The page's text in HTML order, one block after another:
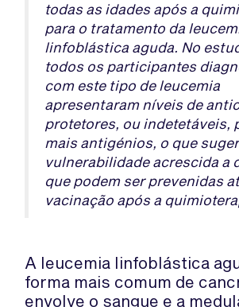
todas as idades após a
para o tratamento da
linfoblástica aguda. No
todos os participantes
com este tipo de leucemia
apresentaram níveis de
protetores, ou indetetáveis,
mais antigénios, o que
vulnerabilidade acrescida a
que podem ser prevenidas
vacinação após a
A leucemia linfoblástica
forma mais comum de
envolve o sangue e a